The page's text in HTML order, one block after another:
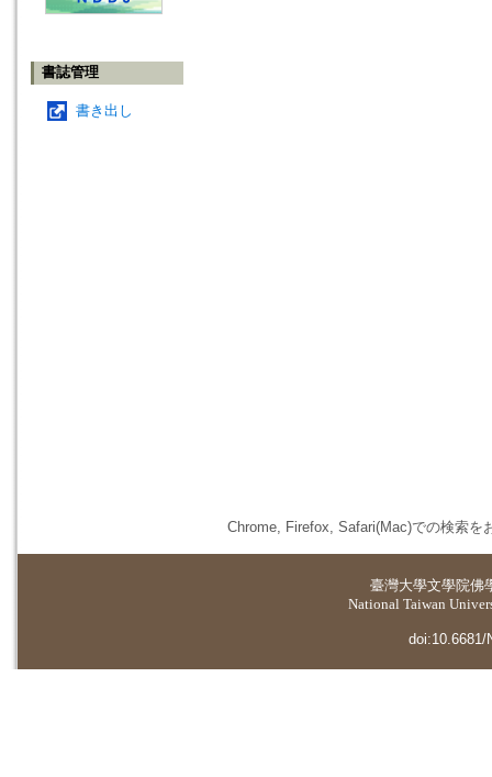
書誌管理
書き出し
Chrome, Firefox, Safari(Mac)での検索を
臺灣大學文學院佛
National Taiwan
doi:10.6681/